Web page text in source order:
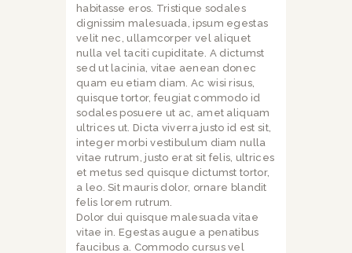
habitasse eros. Tristique sodales
dignissim malesuada, ipsum egestas
velit nec, ullamcorper vel aliquet
nulla vel taciti cupiditate. A dictumst
sed ut lacinia, vitae aenean donec
quam eu etiam diam. Ac wisi risus,
quisque tortor, feugiat commodo id
sodales posuere ut ac, amet aliquam
ultrices ut. Dicta viverra justo id est sit,
integer morbi vestibulum diam nulla
vitae rutrum, justo erat sit felis, ultrices
et metus sed quisque dictumst tortor,
a leo. Sit mauris dolor, ornare blandit
felis lorem rutrum.
Dolor dui quisque malesuada vitae
vitae in. Egestas augue a penatibus
faucibus a. Commodo cursus vel